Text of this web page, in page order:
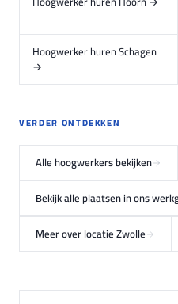
Hoogwerker huren Schagen
→
VERDER ONTDEKKEN
Alle hoogwerkers bekijken
Bekijk alle plaatsen in ons
Meer over locatie Zwolle